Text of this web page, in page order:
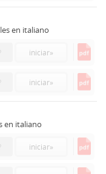
en italiano
iniciar»
iniciar»
en italiano
iniciar»